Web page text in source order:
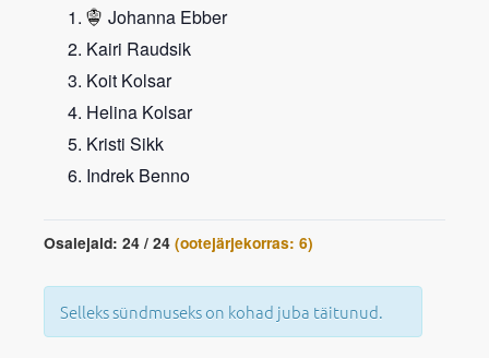
Johanna Ebber
Kairi Raudsik
Koit Kolsar
Helina Kolsar
Kristi Sikk
Indrek Benno
Osalejaid: 24 / 24 (ootejärjekorras: 6)
Selleks sündmuseks on kohad juba täitunud.